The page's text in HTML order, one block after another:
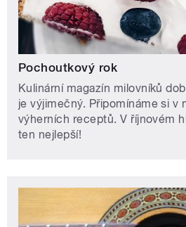
Pochoutkový rok
Kulinární magazín milovníků
je výjimečný. Připomínáme si v
výherních receptů. V říjnovém
ten nejlepší!